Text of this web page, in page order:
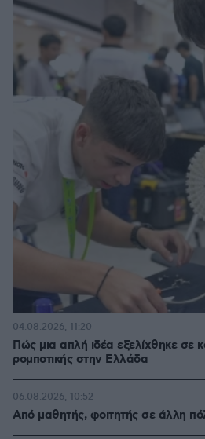
Πώς μια απλή ιδέα εξελίχθηκε σε
ρομποτικής στην Ελλάδα
04.08.2026, 11:20
Από μαθητής, φοιτητής σε άλλη
06.08.2026, 10:52